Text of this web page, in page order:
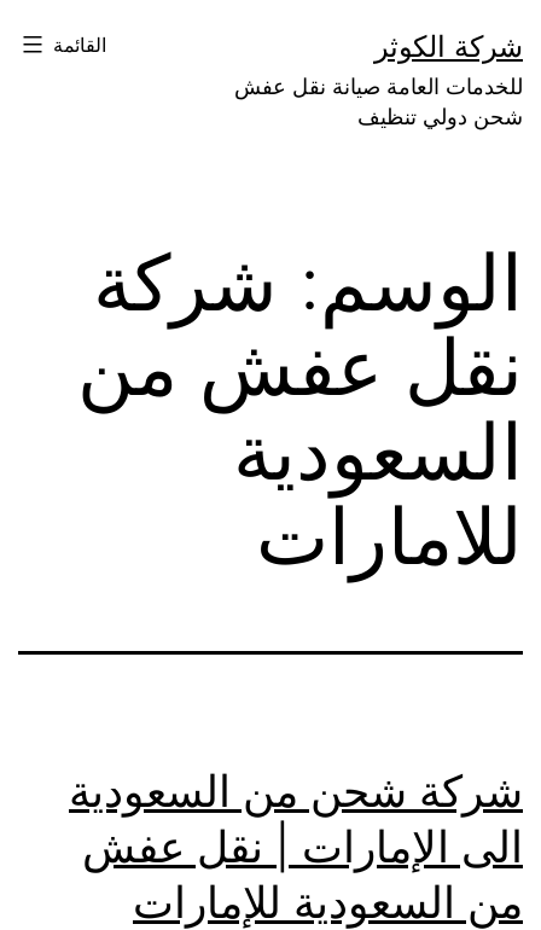
إلى
المحتوى
شركة الكوثر
للخدمات العامة صيانة نقل عفش
شحن دولي تنظيف
القائمة
الوسم: شركة
نقل عفش من
السعودية
للامارات
شركة شحن من السعودية
الى الإمارات | نقل عفش
من السعودية للإمارات